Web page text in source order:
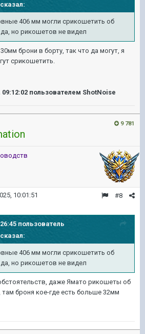
сказал:
406 мм могли срикошетить об
но рикошетов не видел
брони в борту, так что да могут, я
срикошетить.
09:12:02 пользователем ShotNoise
9 781
#8
10:01:51
пользователь
сказал:
406 мм могли срикошетить об
но рикошетов не видел
даже Ямато рикошеты об
броня кое-где есть больше 32мм